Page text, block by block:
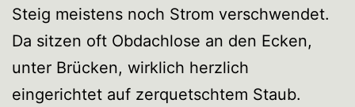
Steig meistens noch Strom verschwendet.
Da sitzen oft Obdachlose an den Ecken,
unter Brücken, wirklich herzlich
eingerichtet auf zerquetschtem Staub.